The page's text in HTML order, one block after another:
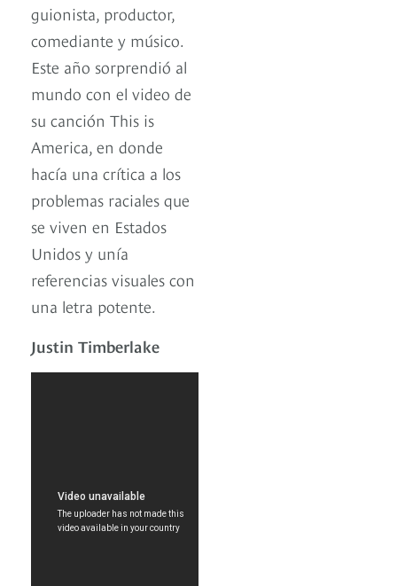
guionista, productor,
comediante y músico.
Este año sorprendió al
mundo con el video de
su canción This is
America, en donde
hacía una crítica a los
problemas raciales que
se viven en Estados
Unidos y unía
referencias visuales con
una letra potente.
Justin Timberlake